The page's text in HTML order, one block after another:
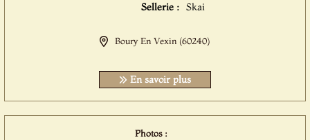
Sellerie : Skai
Boury En Vexin (60240)
En savoir plus
Photos :